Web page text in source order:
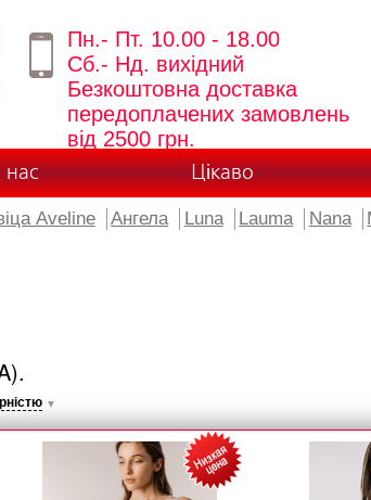
Пн.- Пт. 10.00 - 18.00
Сб.- Нд. вихідний
Безкоштовна доставка
передоплачених замовлень
від 2500 грн.
Цікаво
Aveline Ангела Luna Lauma Nana
▼